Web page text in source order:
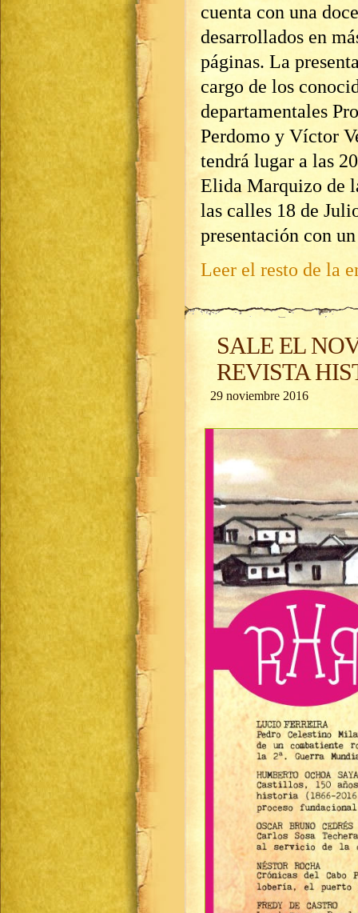
cuenta con una
desarrollados en
páginas. La
cargo de los
departamentales
Perdomo y Víctor
tendrá lugar a las
Elida Marquizo de
las calles 18 de
presentación con
Leer el resto de la
SALE EL
REVISTA
29 noviembre 2016